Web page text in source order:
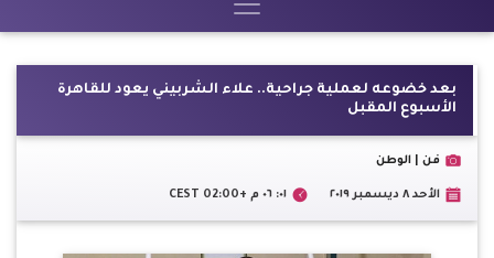
بعد خضوعه لعملية جراحية.. علاء الشربيني يعود للقاهرة
الأسبوع المقبل
فن | الوطن
الأحد ٨ ديسمبر ٢٠١٩ ٠١: ٠٦ م +02:00 CEST